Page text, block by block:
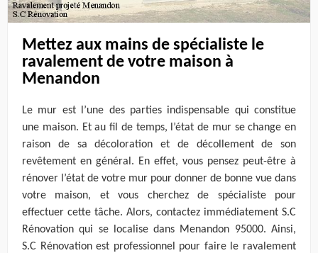
Mettez aux mains de spécialiste le
ravalement de votre maison à
Menandon
Le mur est l’une des parties indispensable qui constitue
une maison. Et au fil de temps, l’état de mur se change en
raison de sa décoloration et de décollement de son
revêtement en général. En effet, vous pensez peut-être à
rénover l’état de votre mur pour donner de bonne vue dans
votre maison, et vous cherchez de spécialiste pour
effectuer cette tâche. Alors, contactez immédiatement S.C
Rénovation qui se localise dans Menandon 95000. Ainsi,
S.C Rénovation est professionnel pour faire le ravalement